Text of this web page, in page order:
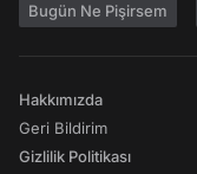
Bugün Ne Pişirsem
Hakkımızda
Geri Bildirim
Gizlilik Politikası